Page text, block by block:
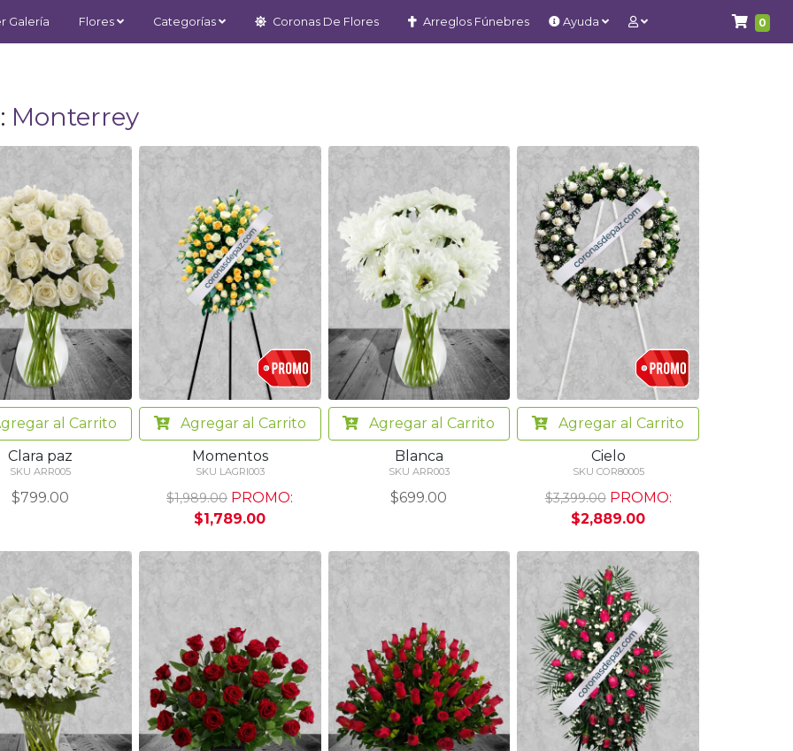
0
Galería Flores Categorías Coronas De Flores Arreglos Fúnebres Ayuda
Monterrey
al Carrito
Clara paz
SKU ARR005
$799.00
Agregar al Carrito
Momentos
SKU LAGRI003
$1,989.00 PROMO:
$1,789.00
Agregaral Carrito
Blanca
SKU ARR003
$699.00
Agregaral Carrito
Cielo
SKU COR80005
$3,399.00 PROMO:
$2,889.00